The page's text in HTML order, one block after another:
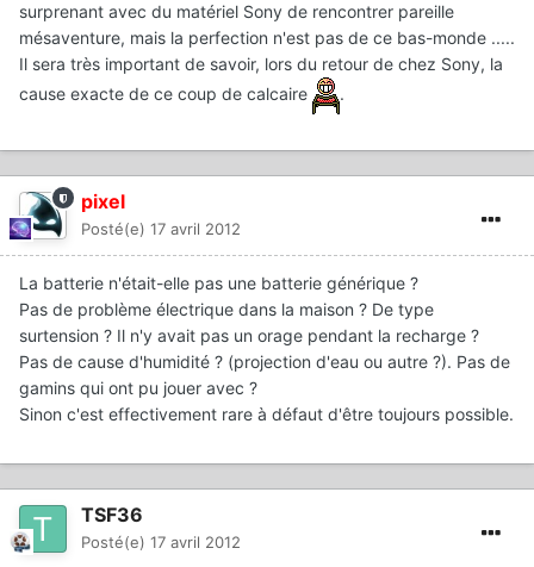
surprenant avec du matériel Sony de rencontrer pareille
mésaventure, mais la perfection n'est pas de ce bas-monde .....
Il sera très important de savoir, lors du retour de chez Sony, la
cause exacte de ce coup de calcaire
.
pixel
Posté(e) 17 avril 2012
La batterie n'était-elle pas une batterie générique ?
Pas de problème électrique dans la maison ? De type
surtension ? Il n'y avait pas un orage pendant la recharge ?
Pas de cause d'humidité ? (projection d'eau ou autre ?). Pas de
gamins qui ont pu jouer avec ?
Sinon c'est effectivement rare à défaut d'être toujours possible.
TSF36
Posté(e) 17 avril 2012